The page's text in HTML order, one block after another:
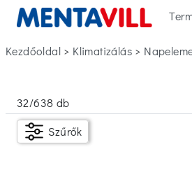
Kezdőoldal> klimatizálás>
Készleten
Ár
32/638 db
Szűrők